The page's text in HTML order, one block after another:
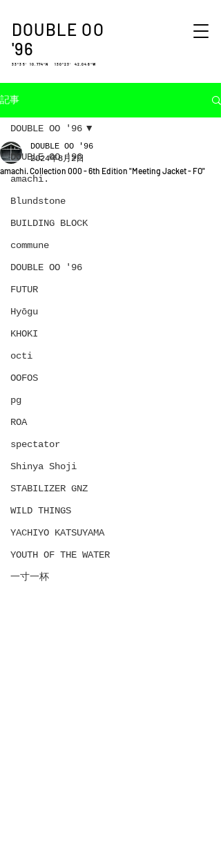
DOUBLE OO
'96
33°35′ 10.774″N 130°23′ 42.048″W
記事
DOUBLE OO '96
amachi.
Blundstone
BUILDING BLOCK
commune
DOUBLE OO '96
FUTUR
Hyōgu
KHOKI
octi
OOFOS
pg
ROA
spectator
Shinya Shoji
STABILIZER GNZ
WILD THINGS
YACHIYO KATSUYAMA
YOUTH OF THE WATER
一寸一杯
DOUBLE OO '96
amachi. Collection 000 - 6th Edition "Meeting Jacket - FO"
DOUBLE OO '96
2024年8月2日